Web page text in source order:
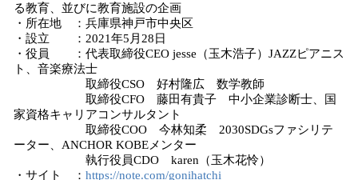
る教育、並びに教育施設の企画
・所在地 ：兵庫県神戸市中央区
・設立 ：2021年5月28日
・役員 ：代表取締役CEO jesse（玉木浩子）JAZZピアニス
ト、音楽療法士
取締役CSO 好村隆広 数学教師
取締役CFO 藤田有貴子 中小企業診断士、国
家資格キャリアコンサルタント
取締役COO 今林知柔 2030SDGsファシリテ
ーター、ANCHOR KOBEメンター
執行役員CDO karen（玉木花怜）
・サイト ： https://note.com/gonihatchi